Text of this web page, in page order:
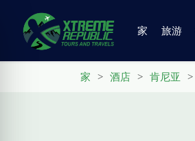
家 旅游
家 > 酒店 > 肯尼亚 >